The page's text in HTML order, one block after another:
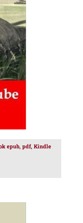
epub, pdf, Kindle